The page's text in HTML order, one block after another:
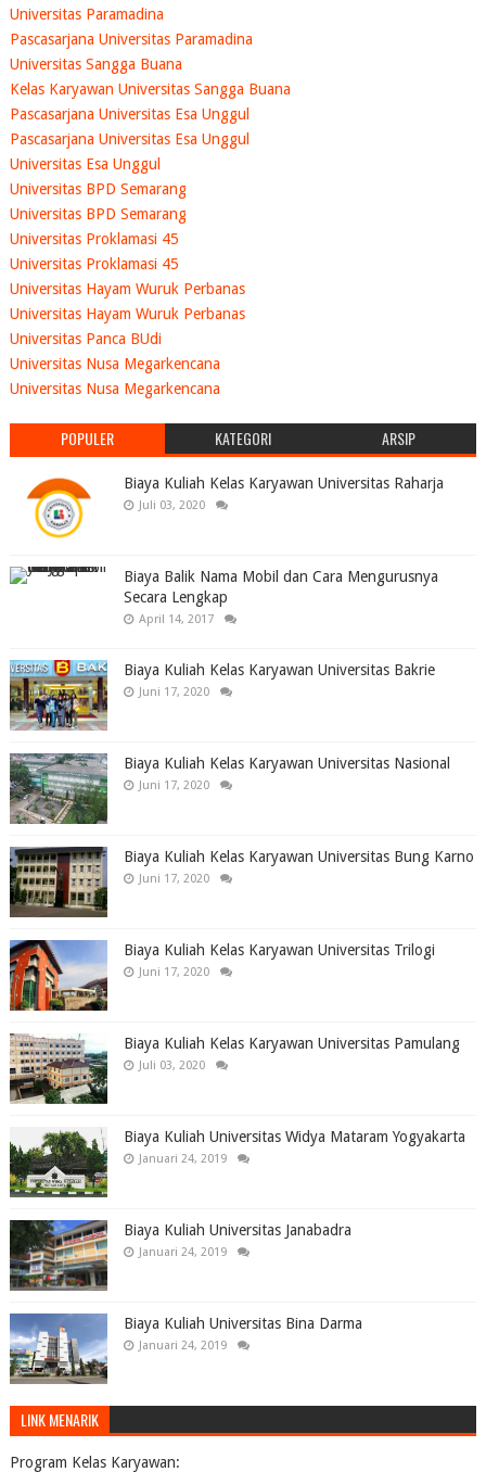
Universitas Paramadina
Pascasarjana Universitas Paramadina
Universitas Sangga Buana
Kelas Karyawan Universitas Sangga Buana
Pascasarjana Universitas Esa Unggul
Pascasarjana Universitas Esa Unggul
Universitas Esa Unggul
Universitas BPD Semarang
Universitas BPD Semarang
Universitas Proklamasi 45
Universitas Proklamasi 45
Universitas Hayam Wuruk Perbanas
Universitas Hayam Wuruk Perbanas
Universitas Panca BUdi
Universitas Nusa Megarkencana
Universitas Nusa Megarkencana
POPULER KATEGORI ARSIP
Biaya Kuliah Kelas Karyawan Universitas Raharja
Juli 03, 2020
Biaya Balik Nama Mobil dan Cara Mengurusnya
Secara Lengkap
April 14, 2017
Biaya Kuliah Kelas Karyawan Universitas Bakrie
Juni 17, 2020
Biaya Kuliah Kelas Karyawan Universitas Nasional
Juni 17, 2020
Biaya Kuliah Kelas Karyawan Universitas Bung Karno
Juni 17, 2020
Biaya Kuliah Kelas Karyawan Universitas Trilogi
Juni 17, 2020
Biaya Kuliah Kelas Karyawan Universitas Pamulang
Juli 03, 2020
Biaya Kuliah Universitas Widya Mataram Yogyakarta
Januari 24, 2019
Biaya Kuliah Universitas Janabadra
Januari 24, 2019
Biaya Kuliah Universitas Bina Darma
Januari 24, 2019
LINK MENARIK
Program Kelas Karyawan: